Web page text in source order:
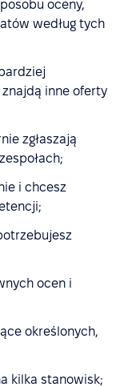
oceny,
według tych
inne oferty
zgłaszają
i chcesz
ocen i
określonych,
kilka stanowisk;